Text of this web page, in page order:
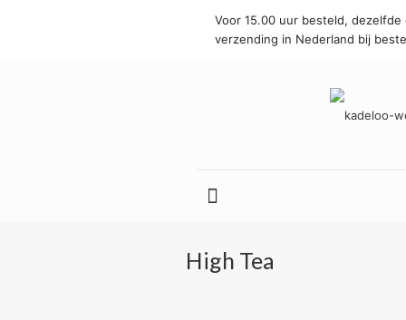
Voor 15.00 uur besteld,
verzending in Nederland bij
High Tea